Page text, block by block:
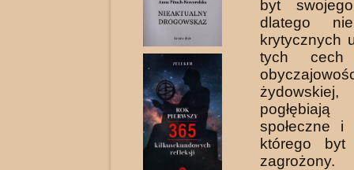
byt
dlatego
krytycznych
tych
społeczne
którego
zagrożony.